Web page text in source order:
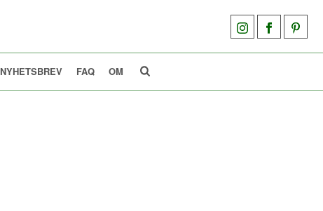
NYHETSBREV FAQ OM